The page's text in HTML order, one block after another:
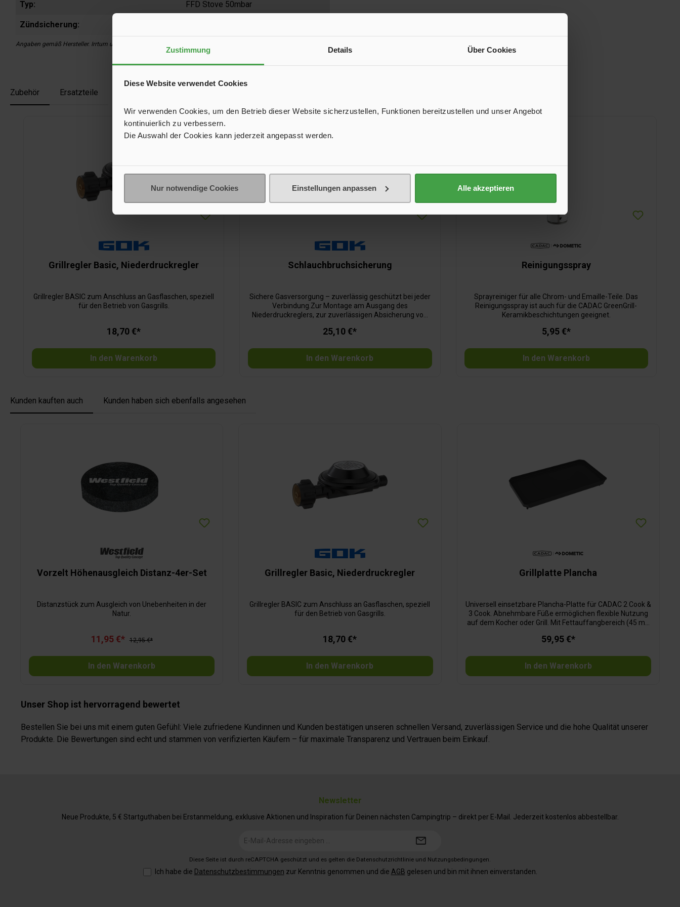
Zustimmung Details Über Cookies
Diese Website verwendet Cookies
Wir verwenden Cookies, um den Betrieb dieser Website sicherzustellen, Funktionen bereitzustellen und unser Angebot
kontinuierlich zu verbessern.
Die Auswahl der Cookies kann jederzeit angepasst werden.
Nur notwendige Cookies Einstellungen anpassen Alle akzeptieren
Typ: FFD Stove 50mbar
Zündsicherung:
Angaben gemäß Hersteller. Irrtum und Änderung vorbehalten.
Zubehör Ersatzteile
Grillregler Basic, Niederdruckregler
Grillregler BASIC zum Anschluss an Gasflaschen, speziell
für den Betrieb von Gasgrills.
18,70 €*
In den Warenkorb
Schlauchbruchsicherung
Sichere Gasversorgung – zuverlässig geschützt bei jeder
Verbindung.Zur Montage am Ausgang des
Niederdruckreglers, zur zuverlässigen Absicherung von
Schlauchleitung stoppt die Schlauchbruchsicherung den
manueller Öffnung – völlig ohne Leckgasmenge oder mit
selbsttätiger Öffnung – für besonders komfortable
25,10 €*
In den Warenkorb
Reinigungsspray
Sprayreiniger für alle Chrom- und Emaille-Teile. Das
Reinigungsspray ist auch für die CADAC GreenGrill-
Keramikbeschichtungen geeignet.
5,95 €*
In den Warenkorb
Kunden kauften auch Kunden haben sich ebenfalls angesehen
Vorzelt Höhenausgleich Distanz-4er-Set
Distanzstück zum Ausgleich von Unebenheiten in der
Natur.
11,95 €* 12,95 €*
In den Warenkorb
Grillregler Basic, Niederdruckregler
Grillregler BASIC zum Anschluss an Gasflaschen, speziell
für den Betrieb von Gasgrills.
18,70 €*
In den Warenkorb
Grillplatte Plancha
Universell einsetzbare Plancha-Platte für CADAC 2 Cook &
3 Cook. Abnehmbare Füße ermöglichen flexible Nutzung
auf dem Kocher oder Grill. Mit Fettauffangbereich (45 ml)
Ablassen. Grillfläche: 48,8 x 24,5 cm.
59,95 €*
In den Warenkorb
Unser Shop ist hervorragend bewertet
Bestellen Sie bei uns mit einem guten Gefühl: Viele zufriedene Kundinnen und Kunden bestätigen unseren schnellen Versand, zuverlässigen Service und die hohe Qualität unserer
Produkte. Die Bewertungen sind echt und stammen von verifizierten Käufern – für maximale Transparenz und Vertrauen beim Einkauf.
Newsletter
Neue Produkte, 5 € Startguthaben bei Erstanmeldung, exklusive Aktionen und Inspiration für Deinen nächsten Campingtrip – direkt per E-Mail. Jederzeit kostenlos abbestellbar.
Mail-
Diese Seite ist durch reCAPTCHA geschützt und es gelten die Datenschutzrichtlinie und Nutzungsbedingungen.
Ich habe die Datenschutzbestimmungen zur Kenntnis genommen und die AGB gelesen und bin mit ihnen einverstanden.